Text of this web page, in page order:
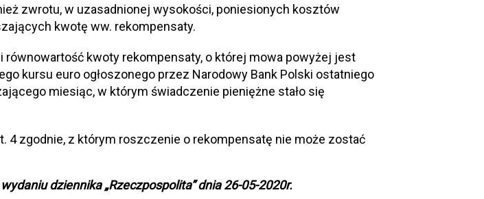
zwrotu, w uzasadnionej wysokości, poniesionych kosztów
kwotę ww. rekompensaty.
równowartość kwoty rekompensaty, o której mowa powyżej jest
kursu euro ogłoszonego przez Narodowy Bank Polski ostatniego
miesiąc, w którym świadczenie pieniężne stało się
4 zgodnie, z którym roszczenie o rekompensatę nie może zostać
dziennika „Rzeczpospolita” dnia 26-05-2020r.